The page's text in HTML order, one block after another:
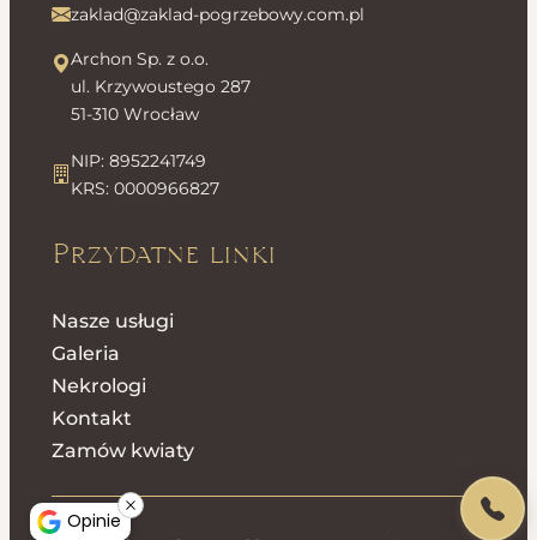
zaklad@zaklad-pogrzebowy.com.pl
Archon Sp. z o.o.
ul. Krzywoustego 287
51-310 Wrocław
NIP: 8952241749
KRS: 0000966827
Przydatne linki
Nasze usługi
Galeria
Nekrologi
Kontakt
Zamów kwiaty
Opinie